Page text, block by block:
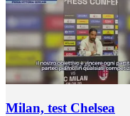
Milan, test Chelsea